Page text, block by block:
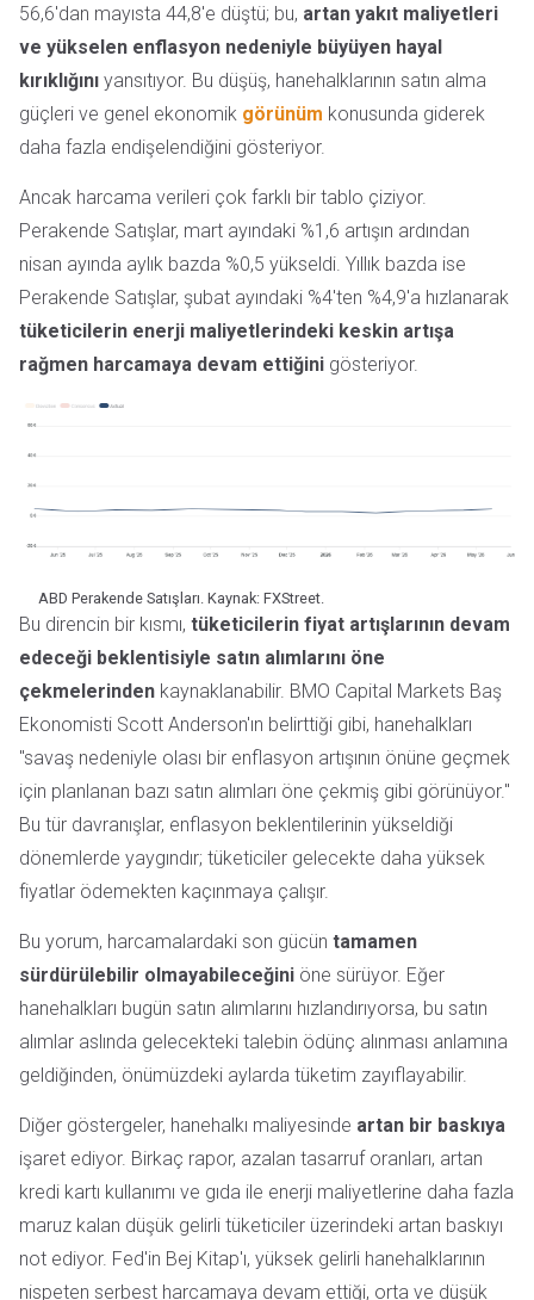
56,6'dan mayısta 44,8'e düştü; bu, artan yakıt maliyetleri
ve yükselen enflasyon nedeniyle büyüyen hayal
kırıklığını yansıtıyor. Bu düşüş, hanehalklarının satın alma
güçleri ve genel ekonomik görünüm konusunda giderek
daha fazla endişelendiğini gösteriyor.
Ancak harcama verileri çok farklı bir tablo çiziyor.
Perakende Satışlar, mart ayındaki %1,6 artışın ardından
nisan ayında aylık bazda %0,5 yükseldi. Yıllık bazda ise
Perakende Satışlar, şubat ayındaki %4'ten %4,9'a hızlanarak
tüketicilerin enerji maliyetlerindeki keskin artışa
rağmen harcamaya devam ettiğini gösteriyor.
ABD Perakende Satışları. Kaynak: FXStreet.
Bu direncin bir kısmı, tüketicilerin fiyat artışlarının devam
edeceği beklentisiyle satın alımlarını öne
çekmelerinden kaynaklanabilir. BMO Capital Markets Baş
Ekonomisti Scott Anderson'ın belirttiği gibi, hanehalkları
"savaş nedeniyle olası bir enflasyon artışının önüne geçmek
için planlanan bazı satın alımları öne çekmiş gibi görünüyor."
Bu tür davranışlar, enflasyon beklentilerinin yükseldiği
dönemlerde yaygındır; tüketiciler gelecekte daha yüksek
fiyatlar ödemekten kaçınmaya çalışır.
Bu yorum, harcamalardaki son gücün tamamen
sürdürülebilir olmayabileceğini öne sürüyor. Eğer
hanehalkları bugün satın alımlarını hızlandırıyorsa, bu satın
alımlar aslında gelecekteki talebin ödünç alınması anlamına
geldiğinden, önümüzdeki aylarda tüketim zayıflayabilir.
Diğer göstergeler, hanehalkı maliyesinde artan bir baskıya
işaret ediyor. Birkaç rapor, azalan tasarruf oranları, artan
kredi kartı kullanımı ve gıda ile enerji maliyetlerine daha fazla
maruz kalan düşük gelirli tüketiciler üzerindeki artan baskıyı
not ediyor. Fed'in Bej Kitap'ı, yüksek gelirli hanehalklarının
nispeten serbest harcamaya devam ettiği, orta ve düşük